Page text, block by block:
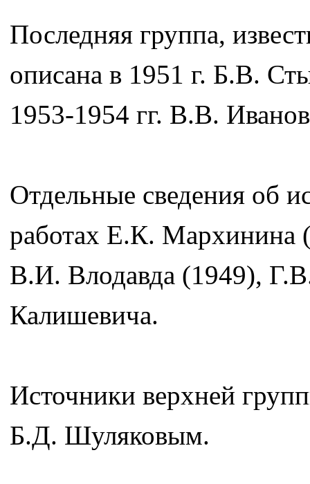
Последняя группа,
описана в 1951 г. Б.В.
1953-1954 гг. В.В.
Отдельные сведения об
работах Е.К. Мархинина
В.И. Влодавда (1949),
Калишевича.
Источники верхней
Б.Д. Шуляковым.